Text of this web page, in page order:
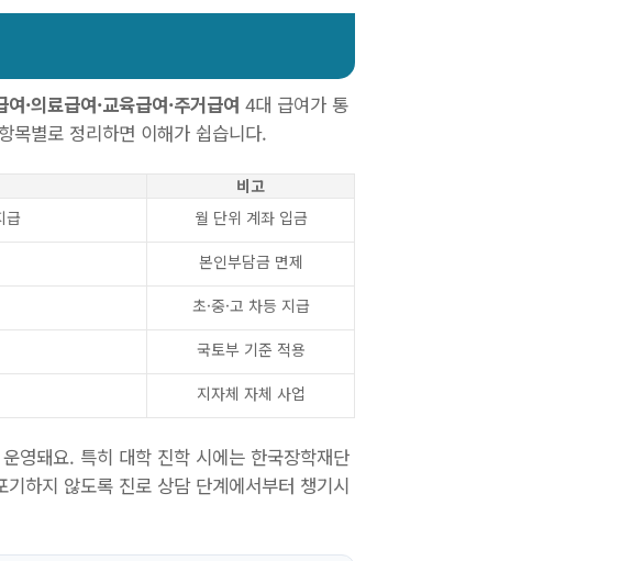
여·의료급여·교육급여·주거급여 4대 급여가 통
목별로 정리하면 이해가 쉽습니다.
비고
급
월 단위 계좌 입금
본인부담금 면제
초·중·고 차등 지급
국토부 기준 적용
지자체 자체 사업
영돼요. 특히 대학 진학 시에는 한국장학재단
하지 않도록 진로 상담 단계에서부터 챙기시